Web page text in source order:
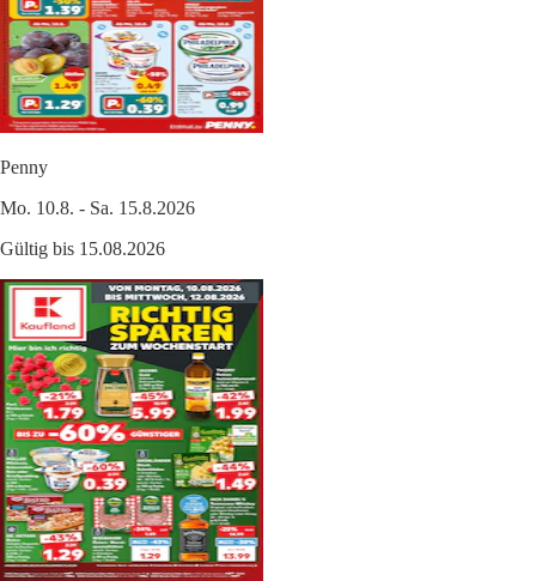
Penny
Mo. 10.8. - Sa. 15.8.2026
Gültig bis 15.08.2026